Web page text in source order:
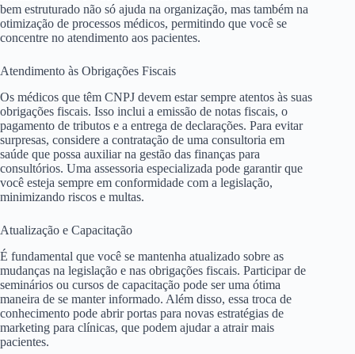
bem estruturado não só ajuda na organização, mas também na
otimização de processos médicos, permitindo que você se
concentre no atendimento aos pacientes.
Atendimento às Obrigações Fiscais
Os médicos que têm CNPJ devem estar sempre atentos às suas
obrigações fiscais. Isso inclui a emissão de notas fiscais, o
pagamento de tributos e a entrega de declarações. Para evitar
surpresas, considere a contratação de uma consultoria em
saúde que possa auxiliar na gestão das finanças para
consultórios. Uma assessoria especializada pode garantir que
você esteja sempre em conformidade com a legislação,
minimizando riscos e multas.
Atualização e Capacitação
É fundamental que você se mantenha atualizado sobre as
mudanças na legislação e nas obrigações fiscais. Participar de
seminários ou cursos de capacitação pode ser uma ótima
maneira de se manter informado. Além disso, essa troca de
conhecimento pode abrir portas para novas estratégias de
marketing para clínicas, que podem ajudar a atrair mais
pacientes.